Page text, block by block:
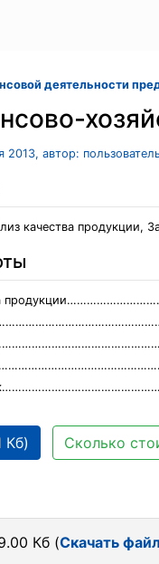
деятельности
2013, автор:
качества продукции,
Кб) Сколько
Кб (Скачать файл